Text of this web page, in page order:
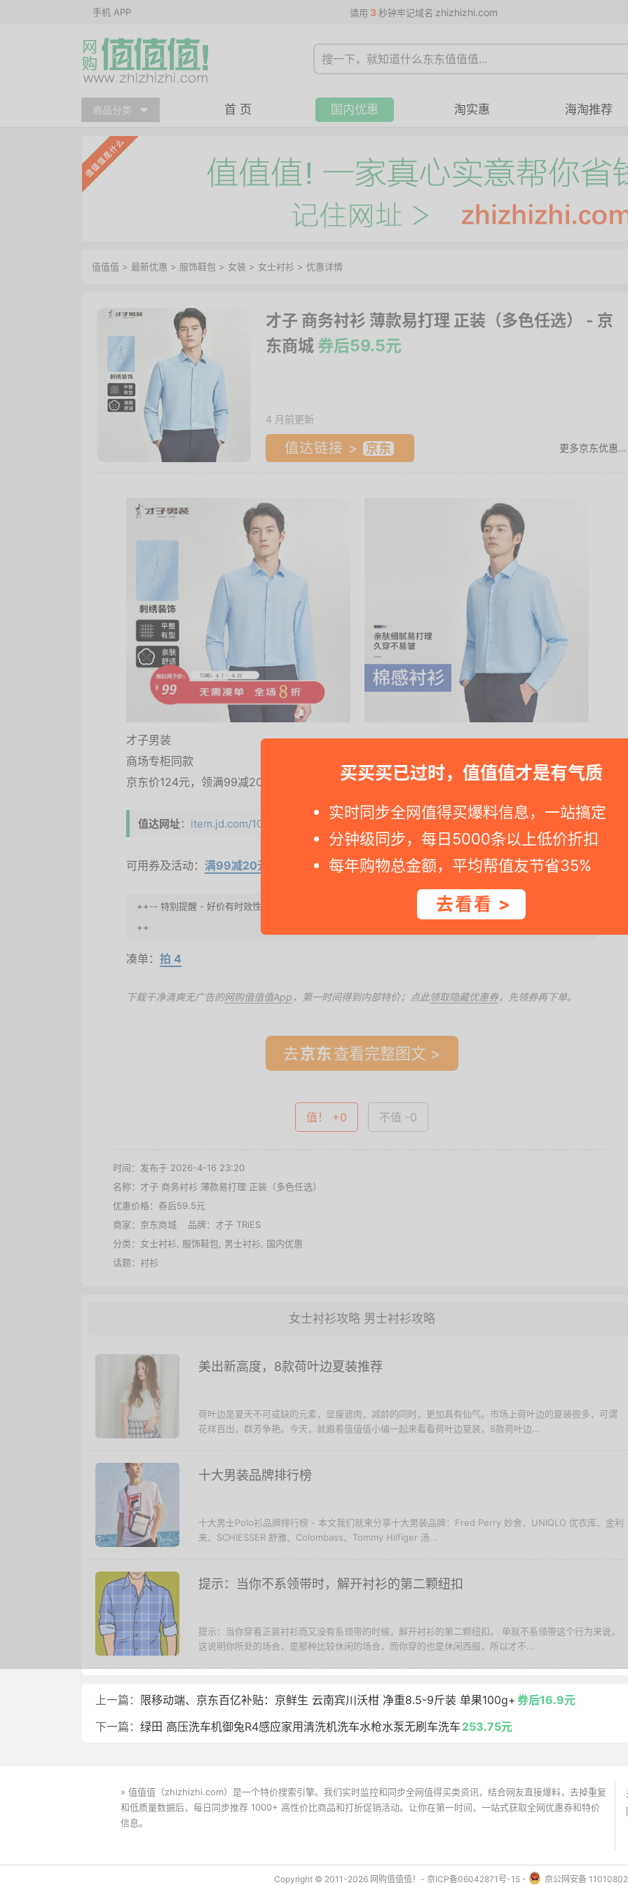
手机 APP 请用 3 秒钟牢记域名 zhizhizhi.com
商品分类 首 页 国内优惠 淘实惠 海淘推荐
买买买已过时，值值值才是有气质
实时同步全网值得买爆料信息，一站搞定
分钟级同步，每日5000条以上低价折扣
每年购物总金额，平均帮值友节省35%
去看看 >
值值值 > 最新优惠 > 服饰鞋包 > 女装 > 女士衬衫 > 优惠详情
才子 商务衬衫 薄款易打理 正装（多色任选）
- 京
东商城 券后59.5元
4 月前更新
值达链接 > 更多京东优惠...
才子男装
商场专柜同款
京东价124元，领满99减20元，参与plus 专场优惠活动，拍 1件，衬衫低至59.5元。需凑单
值达网址： item.jd.com/10111499012700.....
可用券及活动： 满99减20元 plus 专场
++-- 特别提醒 - 好价有时效性, 请加紧下单。如您点击京东商家网址发现标价已恢复，可能就是羊毛逾期。 --
++
凑单： 拍 4
下载干净清爽无广告的网购值值值App ，第一时间得到内部特价；点此领取隐藏优惠券，先领券再下单。
去 查看完整图文 >
值！ +0 不值 -0
时间：发布于 2026-4-16 23:20
名称： 才子 商务衬衫 薄款易打理 正装（多色任选）
优惠价格： 券后59.5元
商家： 京东商城 品牌： 才子 TRiES
分类： 女士衬衫 服饰鞋包 男士衬衫
国内优惠
话题： 衬衫
女士衬衫攻略 男士衬衫攻略
美出新高度，8款荷叶边夏装推荐
荷叶边是夏天不可或缺的元素，显瘦遮肉，减龄的同时，更加具有仙气。市场上荷叶边的夏装很多，可谓
花样百出，群芳争艳。今天，就跟着值值值小编一起来看看荷叶边夏装，8款荷叶边...
十大男装品牌排行榜
十大男士Polo衫品牌排行榜 - 本文我们就来分享十大男装品牌：Fred Perry 妙舍、UNIQLO 优衣库、金利
来、SCHIESSER 舒雅、Colombass、Tommy Hilfiger 汤...
提示：当你不系领带时，解开衬衫的第二颗纽扣
提示：当你穿着正装衬衫而又没有系领带的时候，解开衬衫的第二颗纽扣。 单就不系领带这个行为来说，
这说明你所处的场合，是那种比较休闲的场合，而你穿的也是休闲西服，所以才不...
上一篇： 限移动端、京东百亿补贴：京鲜生 云南宾川沃柑 净重8.5-9斤装 单果100g+ 券后16.9元
下一篇： 绿田 高压洗车机御兔R4感应家用清洗机洗车水枪水泵无刷车洗车 253.75元
» 值值值（zhizhizhi.com）是一个特价搜索引擎。我们实时监控和同步全网值得买类资讯，结合网友直接爆料，去掉重复
和低质量数据后，每日同步推荐 1000+ 高性价比商品和打折促销活动。让你在第一时间，一站式获取全网优惠券和特价
信息。
Copyright © 2011-2026 网购值值值！- 京ICP备06042871号-15 - 京公网安备